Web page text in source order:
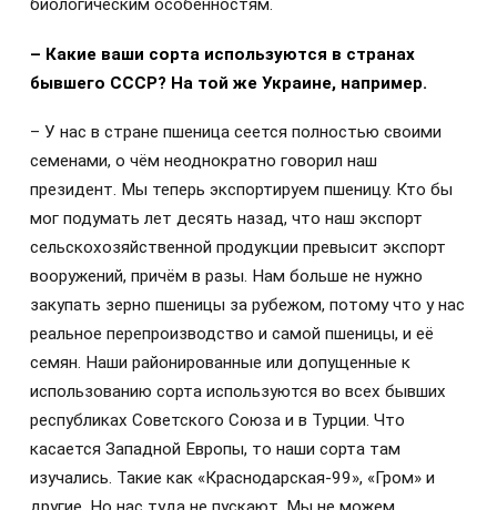
биологическим особенностям.
– Какие ваши сорта используются в странах
бывшего СССР? На той же Украине, например.
– У нас в стране пшеница сеется полностью своими
семенами, о чём неоднократно говорил наш
президент. Мы теперь экспортируем пшеницу. Кто бы
мог подумать лет десять назад, что наш экспорт
сельскохозяйственной продукции превысит экспорт
вооружений, причём в разы. Нам больше не нужно
закупать зерно пшеницы за рубежом, потому что у нас
реальное перепроизводство и самой пшеницы, и её
семян. Наши районированные или допущенные к
использованию сорта используются во всех бывших
республиках Советского Союза и в Турции. Что
касается Западной Европы, то наши сорта там
изучались. Такие как «Краснодарская-99», «Гром» и